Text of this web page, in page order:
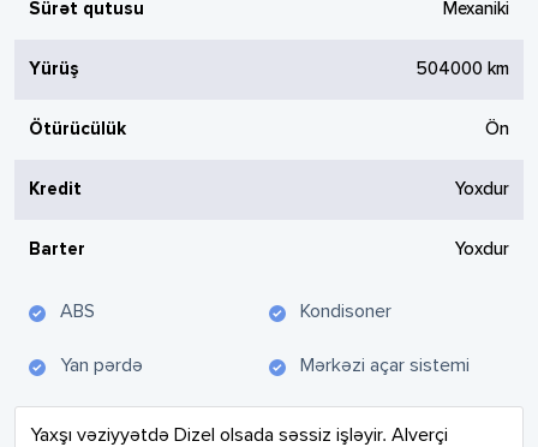
Sürət qutusu Mexaniki
Yürüş 504000 km
Ötürücülük Ön
Kredit Yoxdur
Barter Yoxdur
ABS Kondisoner
Yan pərdə Mərkəzi açar sistemi
Yaxşı vəziyyətdə Dizel olsada səssiz işləyir. Alverçi